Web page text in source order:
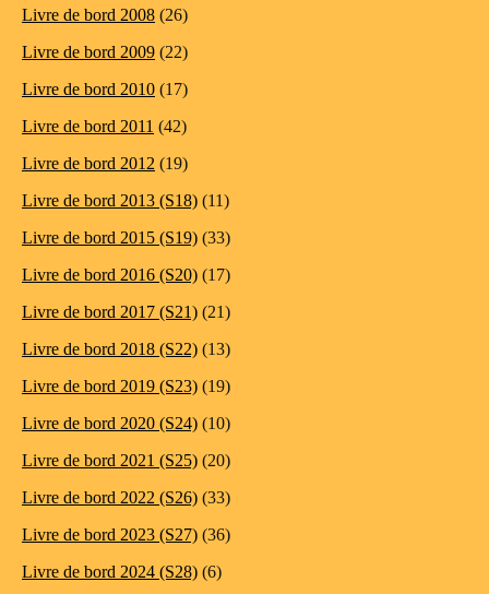
Livre de bord 2008 (26)
Livre de bord 2009 (22)
Livre de bord 2010 (17)
Livre de bord 2011 (42)
Livre de bord 2012 (19)
Livre de bord 2013 (S18) (11)
Livre de bord 2015 (S19) (33)
Livre de bord 2016 (S20) (17)
Livre de bord 2017 (S21) (21)
Livre de bord 2018 (S22) (13)
Livre de bord 2019 (S23) (19)
Livre de bord 2020 (S24) (10)
Livre de bord 2021 (S25) (20)
Livre de bord 2022 (S26) (33)
Livre de bord 2023 (S27) (36)
Livre de bord 2024 (S28) (6)